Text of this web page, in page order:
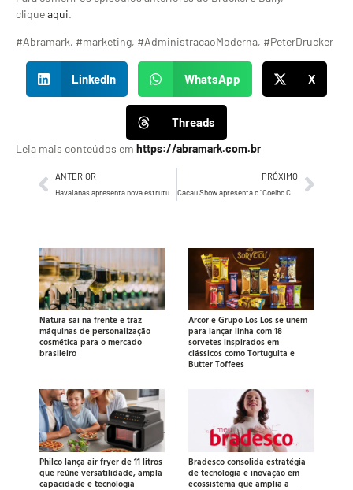
cliqueaqui.
#Abramark, #marketing, #AdministracaoModerna, #PeterDrucker
LinkedIn WhatsApp X
Threads
Leia mais conteúdos em https://abramark.com.br
ANTERIOR PRÓXIMO
Cacau Show apresenta o “Coelho Chef” para Páscoa
Natura sai na frente e traz
máquinas de personalização
cosmética para o mercado
brasileiro
Arcor e Grupo Los Los se unem
para lançar linha com 18
sorvetes inspirados em
clássicos como Tortuguita e
Butter Toffees
Philco lança air fryer de 11 litros
que reúne versatilidade, ampla
capacidade e tecnologia
Bradesco consolida estratégia
de tecnologia e inovação em
ecossistema que amplia a